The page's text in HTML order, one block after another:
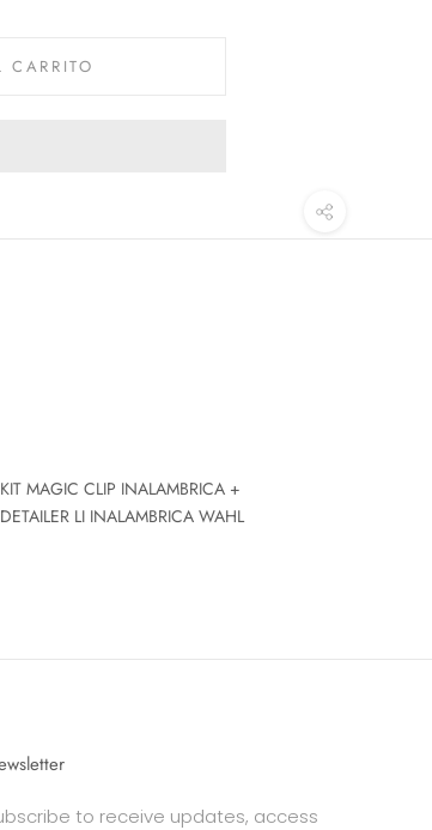
CARRITO
KIT MAGIC CLIP INALAMBRICA +
DETAILER LI INALAMBRICA WAHL
to receive updates, access